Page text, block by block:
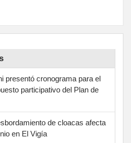
presentó cronograma para el
participativo del Plan de
de cloacas afecta
en El Vigía